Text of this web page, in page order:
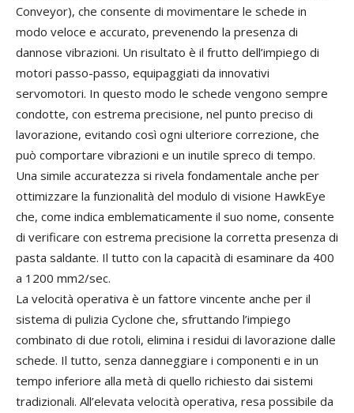
Conveyor), che consente di movimentare le schede in
modo veloce e accurato, prevenendo la presenza di
dannose vibrazioni. Un risultato è il frutto dell’impiego di
motori passo-passo, equipaggiati da innovativi
servomotori. In questo modo le schede vengono sempre
condotte, con estrema precisione, nel punto preciso di
lavorazione, evitando così ogni ulteriore correzione, che
può comportare vibrazioni e un inutile spreco di tempo.
Una simile accuratezza si rivela fondamentale anche per
ottimizzare la funzionalità del modulo di visione HawkEye
che, come indica emblematicamente il suo nome, consente
di verificare con estrema precisione la corretta presenza di
pasta saldante. Il tutto con la capacità di esaminare da 400
a 1200 mm2/sec.
La velocità operativa è un fattore vincente anche per il
sistema di pulizia Cyclone che, sfruttando l’impiego
combinato di due rotoli, elimina i residui di lavorazione dalle
schede. Il tutto, senza danneggiare i componenti e in un
tempo inferiore alla metà di quello richiesto dai sistemi
tradizionali. All’elevata velocità operativa, resa possibile da